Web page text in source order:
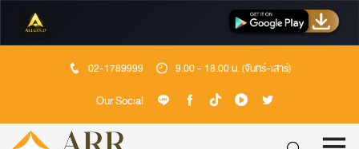
02-1789999 9.00 - 18.00 น. (จันทร์-เสาร์)
Our Social